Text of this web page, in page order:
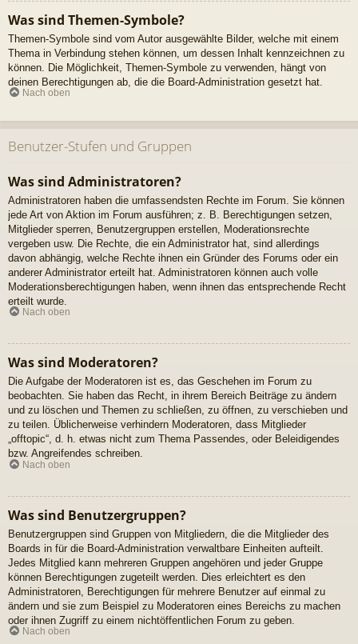
Was sind Themen-Symbole?
Themen-Symbole sind vom Autor ausgewählte Bilder, welche mit einem
Thema in Verbindung stehen können, um dessen Inhalt kennzeichnen zu
können. Die Möglichkeit, Themen-Symbole zu verwenden, hängt von
deinen Berechtigungen ab, die die Board-Administration gesetzt hat.
Nach oben
Benutzer-Stufen und Gruppen
Was sind Administratoren?
Administratoren haben die umfassendsten Rechte im Forum. Sie können
jede Art von Aktion im Forum ausführen; z. B. Berechtigungen setzen,
Mitglieder sperren, Benutzergruppen erstellen, Moderationsrechte
vergeben usw. Die Rechte, die ein Administrator hat, sind allerdings
davon abhängig, welche Rechte ihnen ein Gründer des Forums oder ein
anderer Administrator erteilt hat. Administratoren können auch volle
Moderationsberechtigungen haben, wenn ihnen das entsprechende Recht
erteilt wurde.
Nach oben
Was sind Moderatoren?
Die Aufgabe der Moderatoren ist es, das Geschehen im Forum zu
beobachten. Sie haben das Recht, in ihrem Bereich Beiträge zu ändern
und zu löschen und Themen zu schließen, zu öffnen, zu verschieben und
zu teilen. Üblicherweise verhindern Moderatoren, dass Mitglieder
„offtopic“, d. h. etwas nicht zum Thema Passendes, oder Beleidigendes
bzw. Angreifendes schreiben.
Nach oben
Was sind Benutzergruppen?
Benutzergruppen sind Gruppen von Mitgliedern, die die Mitglieder des
Boards in für die Board-Administration verwaltbare Einheiten aufteilt.
Jedes Mitglied kann mehreren Gruppen angehören und jeder Gruppe
können Berechtigungen zugeteilt werden. Dies erleichtert es den
Administratoren, Berechtigungen für mehrere Benutzer auf einmal zu
ändern und sie zum Beispiel zu Moderatoren eines Bereichs zu machen
oder ihnen Zugriff zu einem nichtöffentlichen Forum zu geben.
Nach oben